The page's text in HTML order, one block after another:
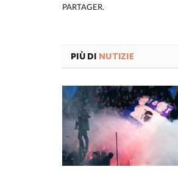
PARTAGER.
PIÙ DI NUTIZIE